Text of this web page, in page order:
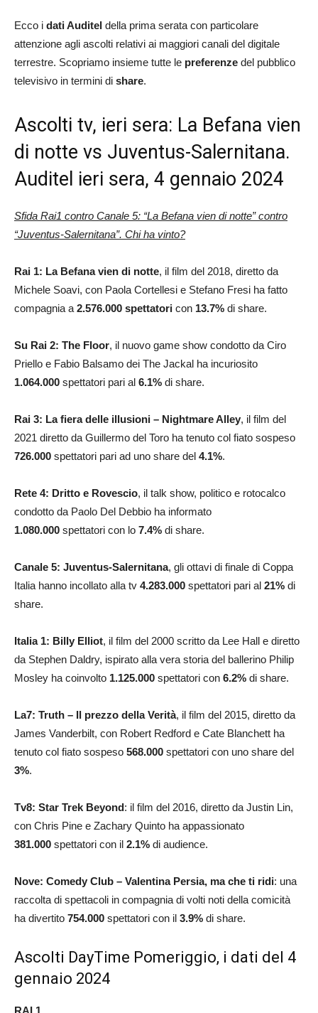
Ecco i dati Auditel della prima serata con particolare
attenzione agli ascolti relativi ai maggiori canali del digitale
terrestre. Scopriamo insieme tutte le preferenze del pubblico
televisivo in termini di share.
Ascolti tv, ieri sera: La Befana vien
di notte vs Juventus-Salernitana.
Auditel ieri sera, 4 gennaio 2024
Sfida Rai1 contro Canale 5: “La Befana vien di notte” contro
“Juventus-Salernitana”. Chi ha vinto?
Rai 1: La Befana vien di notte, il film del 2018, diretto da
Michele Soavi, con Paola Cortellesi e Stefano Fresi ha fatto
compagnia a 2.576.000 spettatori con 13.7% di share.
Su Rai 2: The Floor, il nuovo game show condotto da Ciro
Priello e Fabio Balsamo dei The Jackal ha incuriosito
1.064.000 spettatori pari al 6.1% di share.
Rai 3: La fiera delle illusioni – Nightmare Alley, il film del
2021 diretto da Guillermo del Toro ha tenuto col fiato sospeso
726.000 spettatori pari ad uno share del 4.1%.
Rete 4: Dritto e Rovescio, il talk show, politico e rotocalco
condotto da Paolo Del Debbio ha informato
1.080.000 spettatori con lo 7.4% di share.
Canale 5: Juventus-Salernitana, gli ottavi di finale di Coppa
Italia hanno incollato alla tv 4.283.000 spettatori pari al 21% di
share.
Italia 1: Billy Elliot, il film del 2000 scritto da Lee Hall e diretto
da Stephen Daldry, ispirato alla vera storia del ballerino Philip
Mosley ha coinvolto 1.125.000 spettatori con 6.2% di share.
La7: Truth – Il prezzo della Verità, il film del 2015, diretto da
James Vanderbilt, con Robert Redford e Cate Blanchett ha
tenuto col fiato sospeso 568.000 spettatori con uno share del
3%.
Tv8: Star Trek Beyond: il film del 2016, diretto da Justin Lin,
con Chris Pine e Zachary Quinto ha appassionato
381.000 spettatori con il 2.1% di audience.
Nove: Comedy Club – Valentina Persia, ma che ti ridi: una
raccolta di spettacoli in compagnia di volti noti della comicità
ha divertito 754.000 spettatori con il 3.9% di share.
Ascolti DayTime Pomeriggio, i dati del 4
gennaio 2024
RAI 1